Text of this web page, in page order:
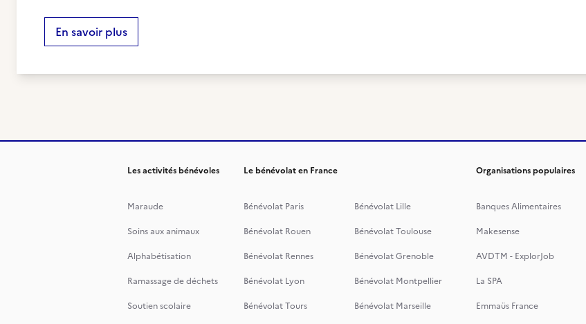
En savoir plus
Les activités bénévoles
Maraude
Soins aux animaux
Alphabétisation
Ramassage de déchets
Soutien scolaire
Le bénévolat en France
Bénévolat Paris
Bénévolat Lille
Bénévolat Rouen
Bénévolat Toulouse
Bénévolat Rennes
Bénévolat Grenoble
Bénévolat Lyon
Bénévolat Montpellier
Bénévolat Tours
Bénévolat Marseille
Organisations populaires
Banques Alimentaires
Makesense
AVDTM - ExplorJob
La SPA
Emmaüs France